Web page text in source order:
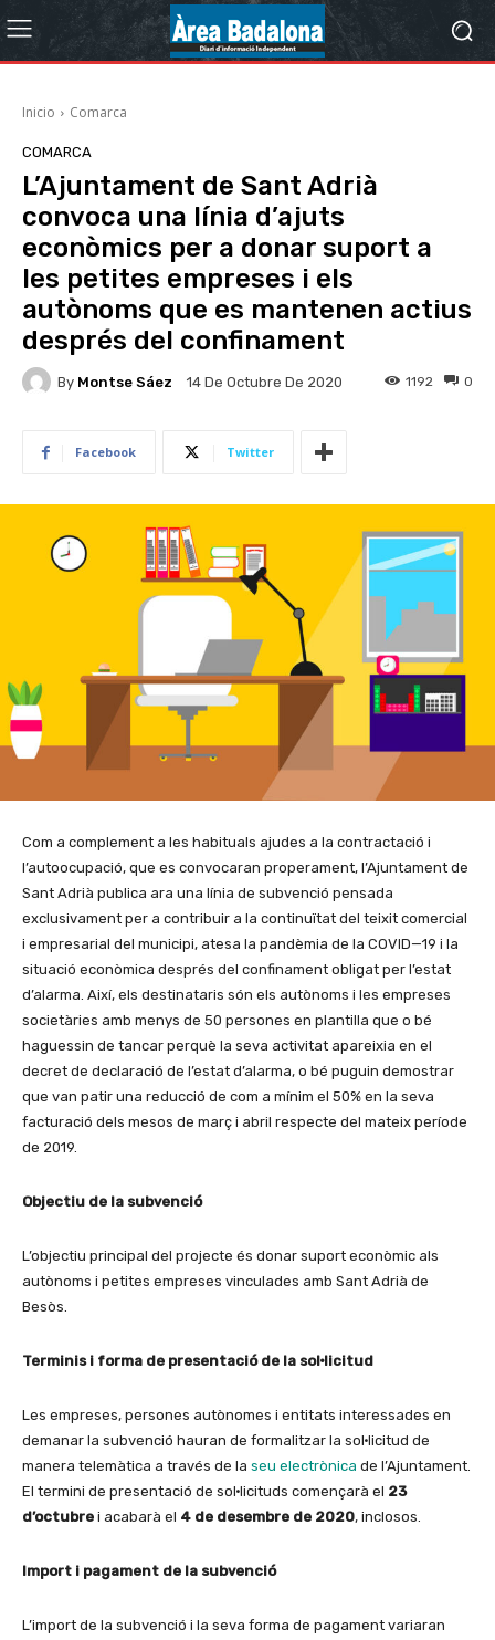
Inicio Comarca
COMARCA
L’Ajuntament de Sant Adrià
convoca una línia d’ajuts
econòmics per a donar suport a
les petites empreses i els
autònoms que es mantenen actius
després del confinament
By Montse Sáez 14 De Octubre De 2020 0
1192
Facebook Twitter
Com a complement a les habituals ajudes a la contractació i
l’autoocupació, que es convocaran properament, l’Ajuntament de
Sant Adrià publica ara una línia de subvenció pensada
exclusivament per a contribuir a la continuïtat del teixit comercial
i empresarial del municipi, atesa la pandèmia de la COVID—19 i la
situació econòmica després del confinament obligat per l’estat
d’alarma. Així, els destinataris són els autònoms i les empreses
societàries amb menys de 50 persones en plantilla que o bé
haguessin de tancar perquè la seva activitat apareixia en el
decret de declaració de l’estat d’alarma, o bé puguin demostrar
que van patir una reducció de com a mínim el 50% en la seva
facturació dels mesos de març i abril respecte del mateix període
de 2019.
Objectiu de la subvenció
L’objectiu principal del projecte és donar suport econòmic als
autònoms i petites empreses vinculades amb Sant Adrià de
Besòs.
Terminis i forma de presentació de la sol·licitud
Les empreses, persones autònomes i entitats interessades en
demanar la subvenció hauran de formalitzar la sol·licitud de
manera telemàtica a través de la seu electrònica de l’Ajuntament.
El termini de presentació de sol·licituds començarà el 23
d’octubre i acabarà el 4 de desembre de 2020, inclosos.
Import i pagament de la subvenció
L’import de la subvenció i la seva forma de pagament variaran